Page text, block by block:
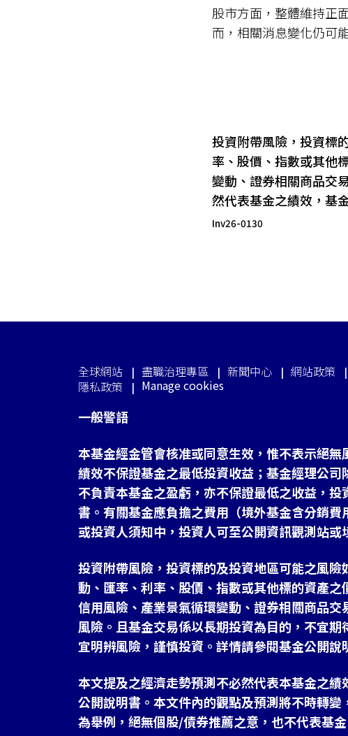
股市方面，整體維持正
而，相關消息變化仍可
投資附帶風險，投資標
率、股價、指數或其他
變動、證券相關商品交
然代表基金之績效，基
Inv26-0130
全球網站 盡職治理專區 新聞中心
網站政策
隱私政策
Manage cookies
一般警語
本基金經金管會核准或同意生效，惟不表示絕
績效不保證基金之最低投資收益；基金經理公司
不負責本基金之盈虧，亦不保證最低之收益，
書。有關基金應負擔之費用（境外基金含分銷
或投資人須知中，投資人可至公開資訊觀測站或
投資附帶風險，投資標的及投資地區可能之風
動、匯率、利率、股價、指數或其他標的資產之
信用風險、產業景氣循環變動、證券相關商品
風險。且基金交易係以長期投資為目的，不宜
宜明辨風險，謹慎投資。詳情請參閱基金公開說
本文提及之經濟走勢預測不必然代表本基金之
公開說明書。本文件內的觀點及預測將不時轉
為舉例，絕無個股/債券推薦之意，也不代表基